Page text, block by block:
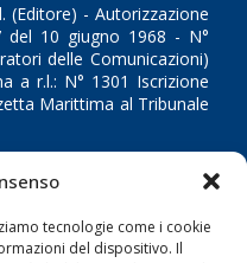
tecnologie come i cookie
del dispositivo. Il
(Editore) - Autorizzazione
del 10 giugno 1968 - N°
delle Comunicazioni)
a r.l.: N° 1301 Iscrizione
Marittima al Tribunale